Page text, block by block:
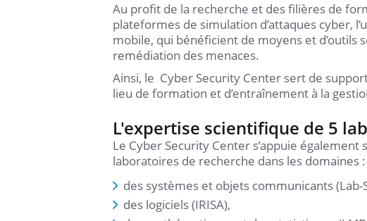
Au profit de la recherche et des filières de
plateformes de simulation d’attaques cyber,
mobile, qui bénéficient de moyens et d’outils
remédiation des menaces.
Ainsi, le Cyber Security Center sert de
lieu de formation et d’entraînement à la
L'expertise scientifique de 5
Le Cyber Security Center s’appuie
laboratoires de recherche dans les domaines :
des systèmes et objets communicants (Lab-
des logiciels (IRISA),